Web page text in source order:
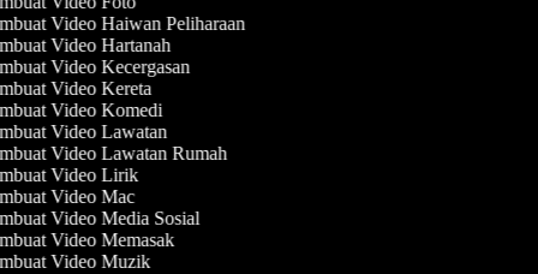
Video Haiwan Peliharaan
Video Hartanah
Video Kecergasan
Video Kereta
Video Komedi
Video Lawatan
Video Lawatan Rumah
Video Lirik
Video Mac
Video Media Sosial
Video Memasak
Video Muzik